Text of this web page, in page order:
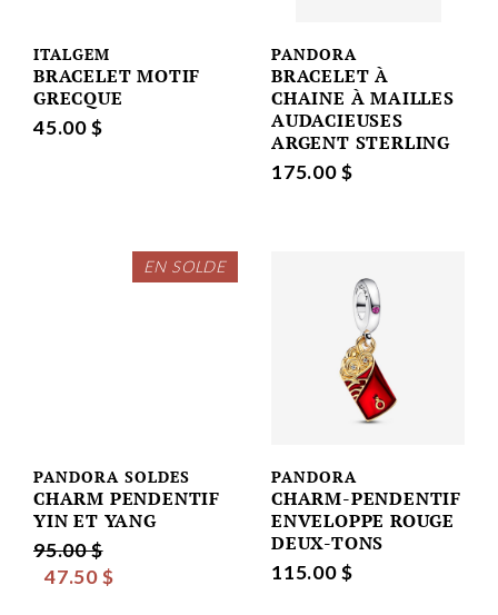
ITALGEM
BRACELET MOTIF
GRECQUE
45.00 $
PANDORA
BRACELET À
CHAINE À MAILLES
AUDACIEUSES
ARGENT STERLING
175.00 $
EN SOLDE
PANDORA SOLDES
CHARM PENDENTIF
YIN ET YANG
95.00 $
47.50 $
PANDORA
CHARM-PENDENTIF
ENVELOPPE ROUGE
DEUX-TONS
115.00 $